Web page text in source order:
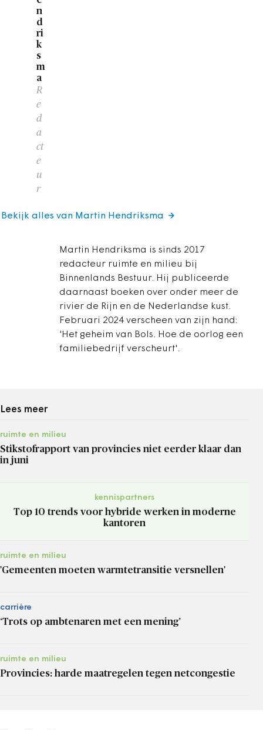
n
d
ri
k
s
m
a
R
e
d
a
ct
e
u
r
Martin Hendriksma is sinds 2017
redacteur ruimte en milieu bij
Binnenlands Bestuur. Hij publiceerde
daarnaast boeken over onder meer de
rivier de Rijn en de Nederlandse kust.
Februari 2024 verscheen van zijn hand:
'Het geheim van Bols. Hoe de oorlog een
familiebedrijf verscheurt'.
Bekijk alles van Martin Hendriksma
Lees meer
ruimte en milieu
Stikstofrapport van provincies niet eerder klaar dan
in juni
kennispartners
Top 10 trends voor hybride werken in moderne
kantoren
ruimte en milieu
'Gemeenten moeten warmtetransitie versnellen'
carrière
‘Trots op ambtenaren met een mening’
ruimte en milieu
Provincies: harde maatregelen tegen netcongestie